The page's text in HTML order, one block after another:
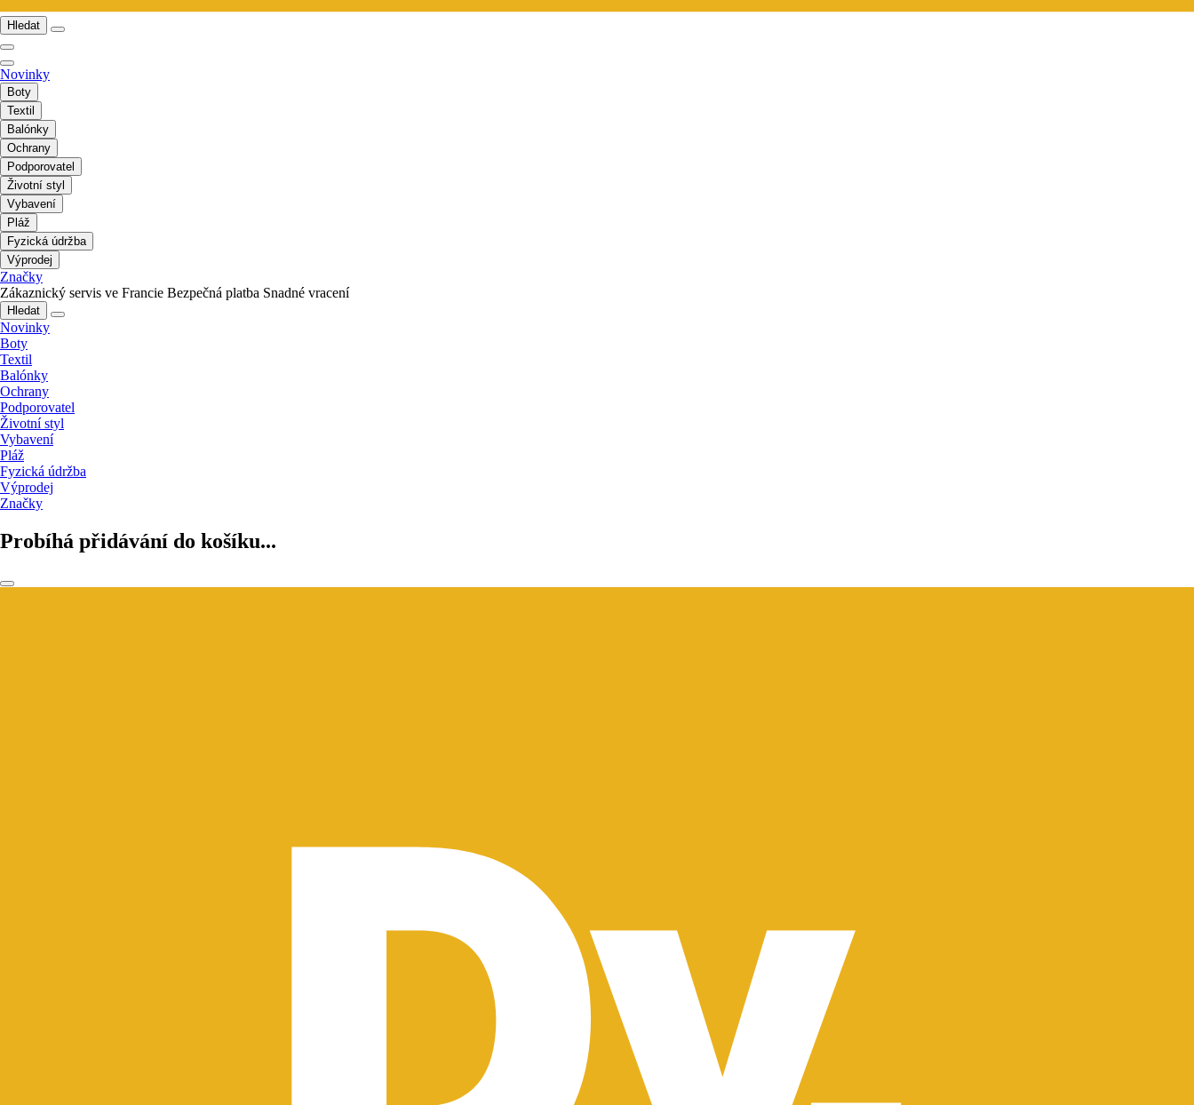
Hledat
Novinky
Boty
Textil
Balónky
Ochrany
Podporovatel
Životní styl
Vybavení
Pláž
Fyzická údržba
Výprodej
Značky
Zákaznický servis ve Francie Bezpečná platba Snadné vracení
Hledat
Novinky
Boty
Textil
Balónky
Ochrany
Podporovatel
Životní styl
Vybavení
Pláž
Fyzická údržba
Výprodej
Značky
Probíhá přidávání do košíku...